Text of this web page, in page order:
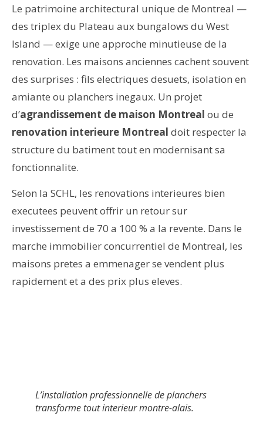
Le patrimoine architectural unique de Montreal —
des triplex du Plateau aux bungalows du West
Island — exige une approche minutieuse de la
renovation. Les maisons anciennes cachent souvent
des surprises : fils electriques desuets, isolation en
amiante ou planchers inegaux. Un projet
d’agrandissement de maison Montreal ou de
renovation interieure Montreal doit respecter la
structure du batiment tout en modernisant sa
fonctionnalite.
Selon la SCHL, les renovations interieures bien
executees peuvent offrir un retour sur
investissement de 70 a 100 % a la revente. Dans le
marche immobilier concurrentiel de Montreal, les
maisons pretes a emmenager se vendent plus
rapidement et a des prix plus eleves.
L’installation professionnelle de planchers
transforme tout interieur montre-alais.